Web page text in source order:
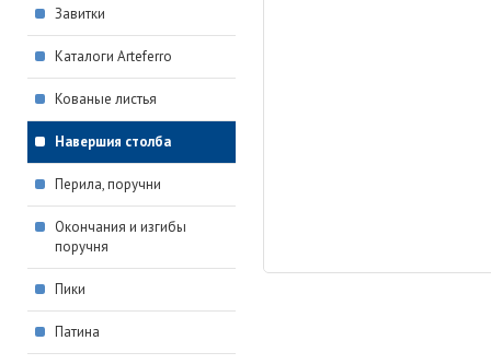
Завитки
Каталоги Arteferro
Кованые листья
Навершия столба
Перила, поручни
Окончания и изгибы
поручня
Пики
Патина